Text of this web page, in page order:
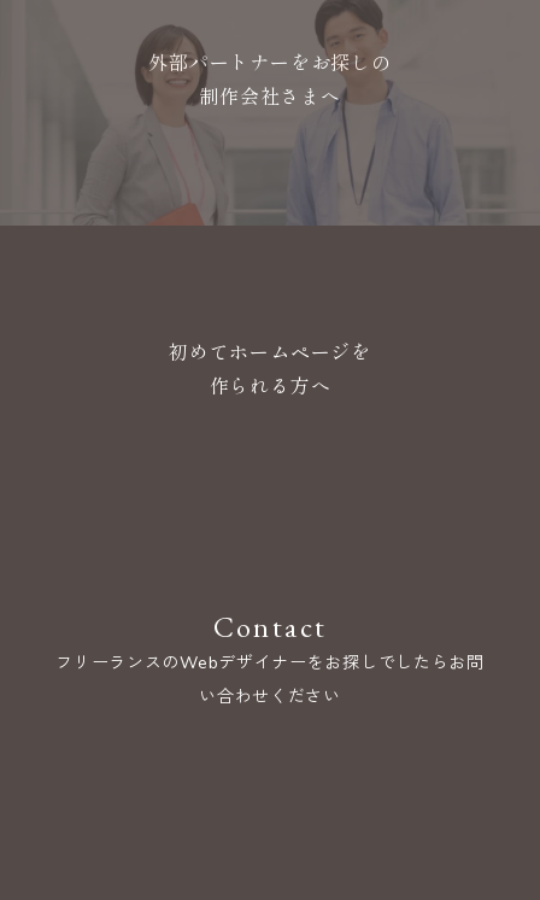
外部パートナーをお探しの
制作会社さまへ
初めてホームページを
作られる方へ
Contact
フリーランスのWebデザイナーをお探しでしたらお問
い合わせください